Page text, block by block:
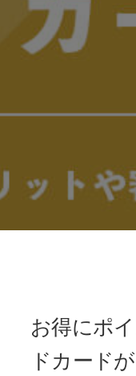
お得にポ
ドカード